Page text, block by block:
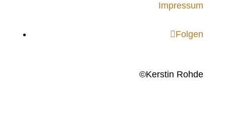
Impressum
Folgen
©Kerstin Rohde